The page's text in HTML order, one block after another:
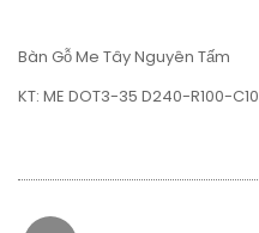
Bàn Gỗ Me Tây Nguyên Tấm
KT: ME DOT3-35 D240-R100-C10